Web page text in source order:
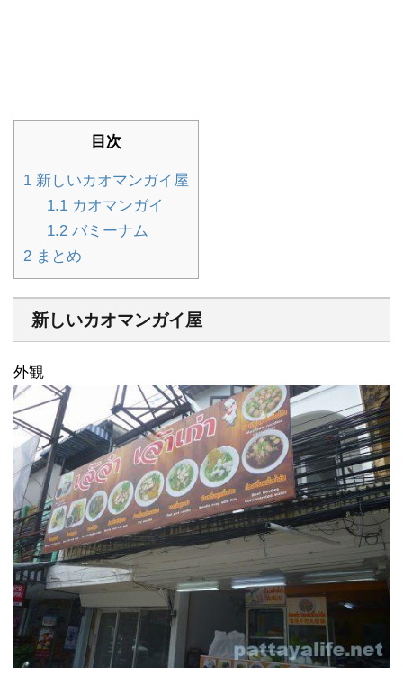
目次
1 新しいカオマンガイ屋
1.1カオマンガイ
1.2バミーナム
2 まとめ
新しいカオマンガイ屋
外観